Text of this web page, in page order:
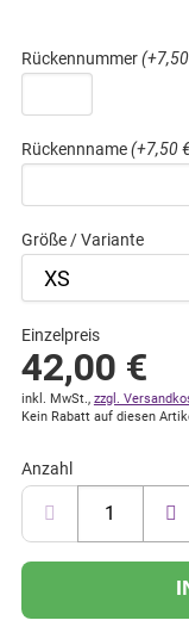
Rückennummer
Rückennname(+7,50
Größe / Variante
Einzelpreis
42,00 €
inkl. MwSt., zzgl.
Kein Rabatt auf diesen
Anzahl